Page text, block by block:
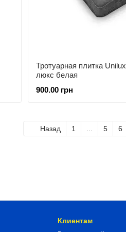
Тротуарная плитка
люкс белая
900.00 грн
Назад 1 5 6
Клиентам